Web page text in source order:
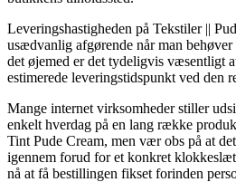
Leveringshastigheden på Tekstiler ||
usædvanlig afgørende når man
det øjemed er det tydeligvis væsentligt
estimerede leveringstidspunkt ved den
Mange internet virksomheder stiller
enkelt hverdag på en lang række
Tint Pude Cream, men vær obs på at
igennem forud for et konkret
nå at få bestillingen fikset forinden